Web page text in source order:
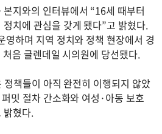
지와의 인터뷰에서 “16세 때부터
치에 관심을 갖게 됐다”고 밝혔다.
영하며 지역 정치와 정책 현장에서 경
음 글렌데일 시의원에 당선됐다.
책들이 아직 완전히 이행되지 않았
밋 절차 간소화와 여성·아동 보호
밝혔다.